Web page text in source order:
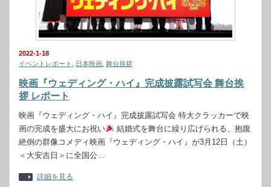
2022-1-18
イベントレポート
日本映画 舞台挨拶
映画『ウェディング・ハイ』完成披露試写会 舞台挨
拶 レポート
映画『ウェディング・ハイ』完成披露試写会 特大クラッカーで映
画の完成を盛大にお祝い
結婚式を舞台に繰り広げられる、抱腹
絶倒の群像コメディ映画『ウェディング・ハイ』が3月12日（土）
＜大安吉日＞に全国公…
詳細を見る